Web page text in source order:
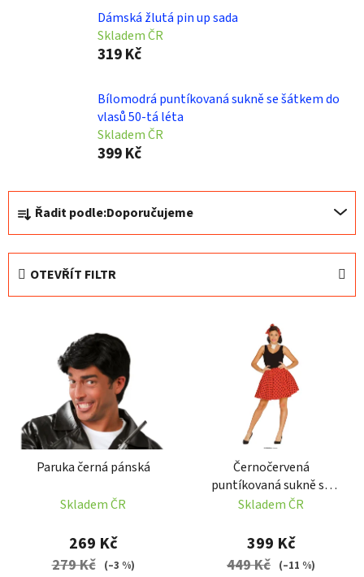
Dámská žlutá pin up sada
Skladem ČR
319 Kč
Bílomodrá puntíkovaná sukně se šátkem do
vlasů 50-tá léta
Skladem ČR
399 Kč
Ř
a
z
Řadit podle:Doporučujeme
OTEVŘÍT FILTR
Paruka černá pánská
Skladem ČR
269 Kč
279 Kč (–3 %)
Černočervená
puntíkovaná sukně se
šátkem do vlasů 50-tá
Skladem ČR
399 Kč
449 Kč (–11 %)